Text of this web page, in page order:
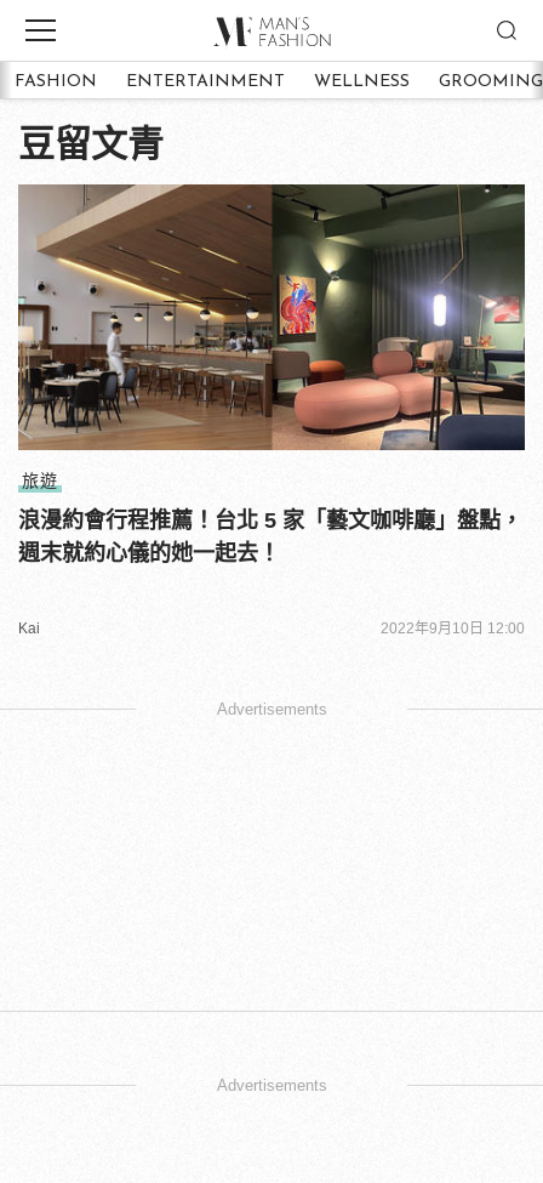
FASHION ENTERTAINMENT WELLNESS GROOMING
豆留文青
旅遊
浪漫約會行程推薦！台北 5 家「藝文咖啡廳」盤點，
週末就約心儀的她一起去！
Kai 2022年9月10日 12:00
Advertisements
Advertisements